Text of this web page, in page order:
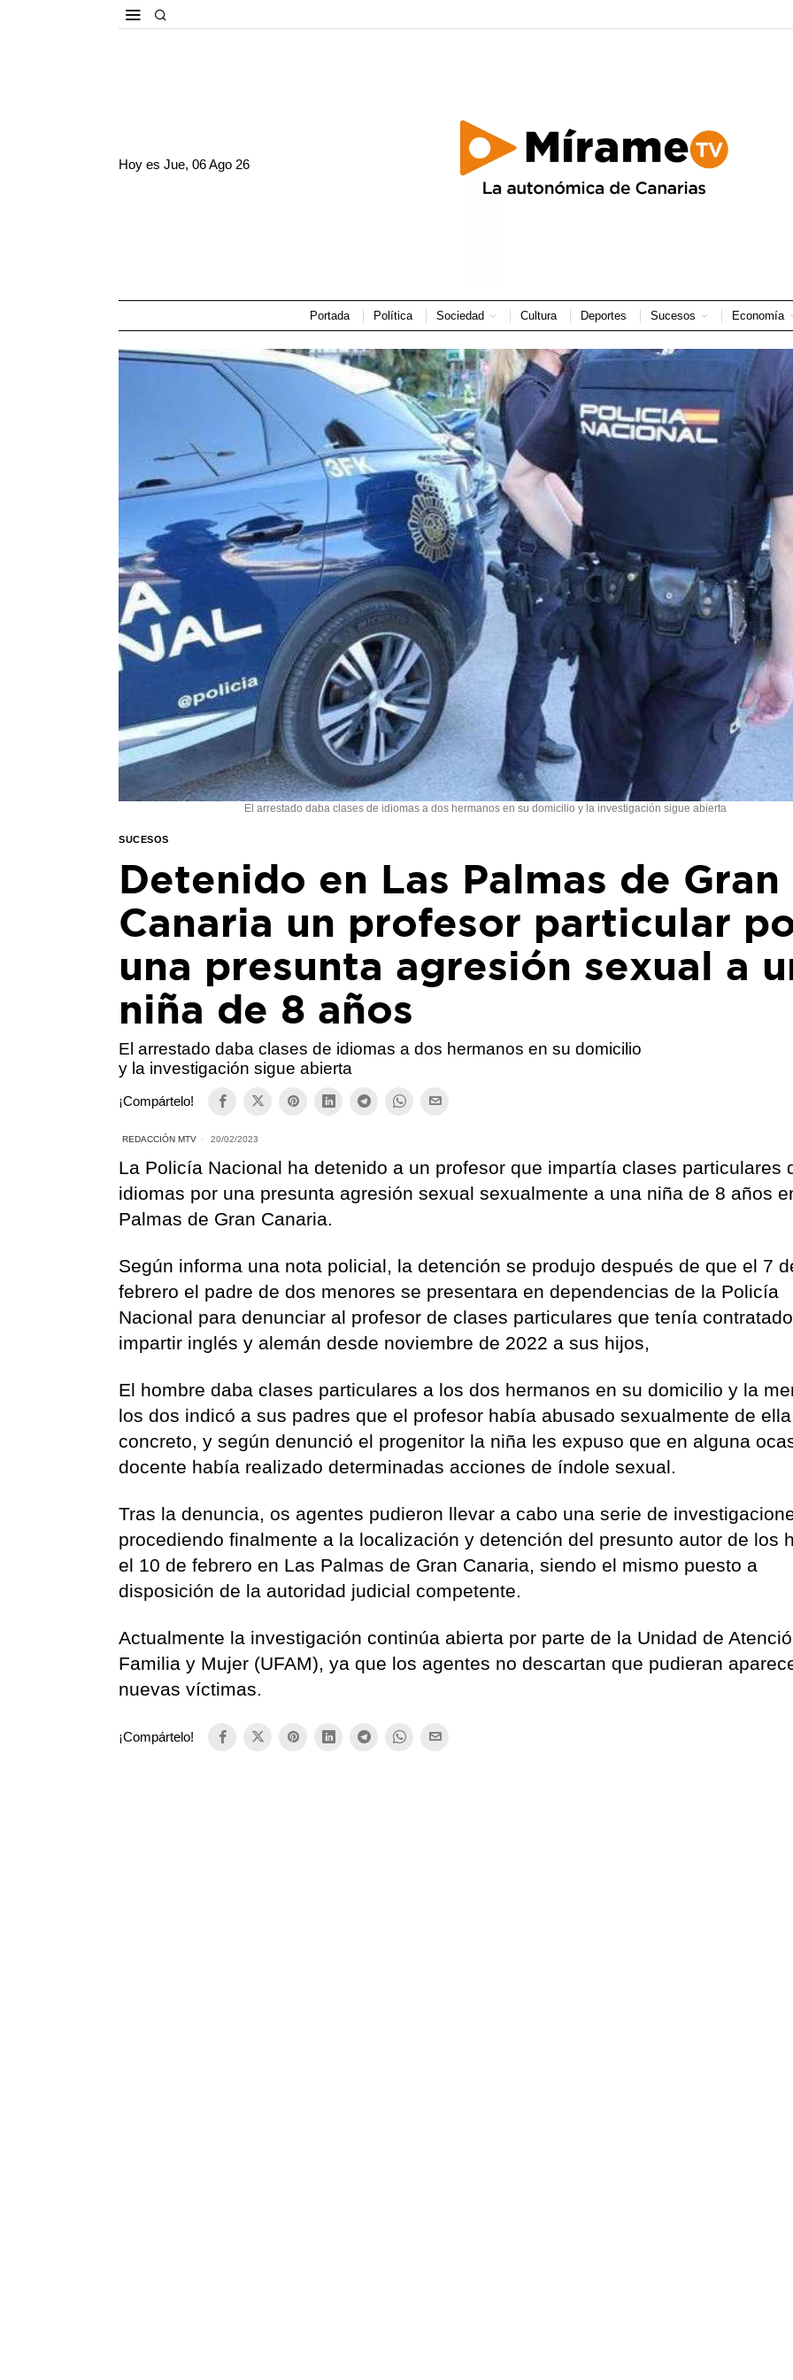
Hoy esJue, 06 Ago 26
Portada Política Sociedad Cultura Deportes Sucesos Economía
El arrestado daba clases de idiomas a dos hermanos en su domicilio y la investigación sigue abierta
SUCESOS
Detenido en Las Palmas de Gran
Canaria un profesor particular
una presunta agresión sexual a
niña de 8 años
El arrestado daba clases de idiomas a dos hermanos en su domicilio
y la investigación sigue abierta
¡Compártelo!
REDACCIÓN MTV 20/02/2023
La Policía Nacional ha detenido a un profesor que impartía clases particulares
idiomas por una presunta agresión sexual sexualmente a una niña de 8 años
Palmas de Gran Canaria.
Según informa una nota policial, la detención se produjo después de que el 7
febrero el padre de dos menores se presentara en dependencias de la Policía
Nacional para denunciar al profesor de clases particulares que tenía
impartir inglés y alemán desde noviembre de 2022 a sus hijos,
El hombre daba clases particulares a los dos hermanos en su domicilio y la
los dos indicó a sus padres que el profesor había abusado sexualmente de
concreto, y según denunció el progenitor la niña les expuso que en alguna
docente había realizado determinadas acciones de índole sexual.
Tras la denuncia, os agentes pudieron llevar a cabo una serie de
procediendo finalmente a la localización y detención del presunto autor de los
el 10 de febrero en Las Palmas de Gran Canaria, siendo el mismo puesto a
disposición de la autoridad judicial competente.
Actualmente la investigación continúa abierta por parte de la Unidad de
Familia y Mujer (UFAM), ya que los agentes no descartan que pudieran
nuevas víctimas.
¡Compártelo!